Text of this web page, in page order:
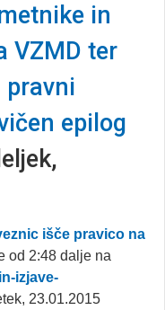
in
VZMD ter
pravni
epilog
išče pravico na
od 2:48 dalje na
izjave-
23.01.2015